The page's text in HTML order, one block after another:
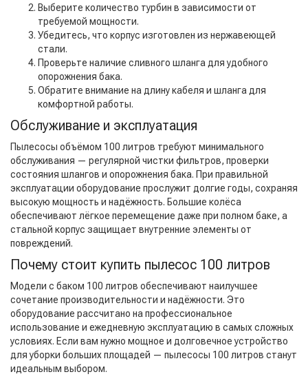
Выберите количество турбин в зависимости от
требуемой мощности.
Убедитесь, что корпус изготовлен из нержавеющей
стали.
Проверьте наличие сливного шланга для удобного
опорожнения бака.
Обратите внимание на длину кабеля и шланга для
комфортной работы.
Обслуживание и эксплуатация
Пылесосы объёмом 100 литров требуют минимального
обслуживания — регулярной чистки фильтров, проверки
состояния шлангов и опорожнения бака. При правильной
эксплуатации оборудование прослужит долгие годы, сохраняя
высокую мощность и надёжность. Большие колёса
обеспечивают лёгкое перемещение даже при полном баке, а
стальной корпус защищает внутренние элементы от
повреждений.
Почему стоит купить пылесос 100 литров
Модели с баком 100 литров обеспечивают наилучшее
сочетание производительности и надёжности. Это
оборудование рассчитано на профессиональное
использование и ежедневную эксплуатацию в самых сложных
условиях. Если вам нужно мощное и долговечное устройство
для уборки больших площадей — пылесосы 100 литров станут
идеальным выбором.